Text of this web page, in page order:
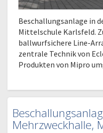
Beschallungsanlage in
Mittelschule Karlsfeld.
ballwurfsichere Line-
zentrale Technik von
Produkten von Mipro
Mehrzweckhalle,